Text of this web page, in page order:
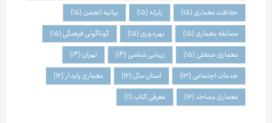
حفاظت معماری(15) زلزله(15) بیانیه انجمن(15)
مسابقه معماری(15) بهره وری(15) گوناگونی فرهنگی(15)
معماری صنعتی(15) زیبایی شناسی(14) تهران(14)
خدمات اجتماعی(13) استان سال(12) معماری پایدار(12)
معماری مساجد(12) معرفی کتاب(11)